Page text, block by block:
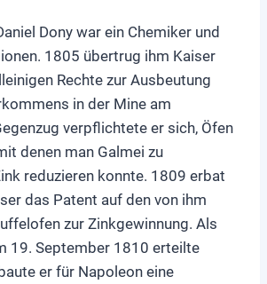
Dony war ein Chemiker und
1805 übertrug ihm Kaiser
Rechte zur Ausbeutung
in der Mine am
verpflichtete er sich, Öfen
denen man Galmei zu
reduzieren konnte. 1809 erbat
das Patent auf den von ihm
zur Zinkgewinnung. Als
19. September 1810 erteilte
er für Napoleon eine